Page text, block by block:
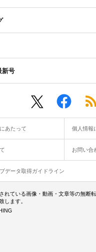
新号
あたって 個人情報
お問い合
データ取得ガイドライン
れている画像・動画・文章等の無断
します。